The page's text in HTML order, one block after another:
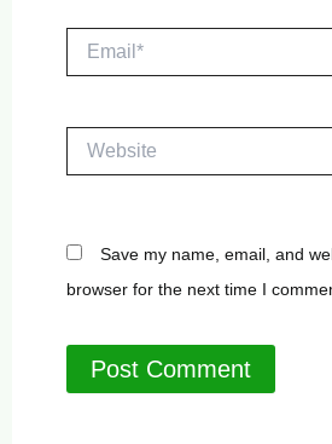
Save my name, email, and
browser for the next time I